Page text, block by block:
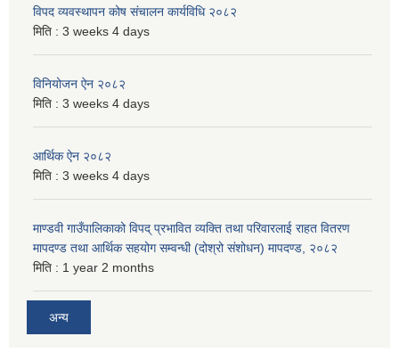
विपद व्यवस्थापन कोष संचालन कार्यविधि २०८२
मिति : 3 weeks 4 days
विनियोजन ऐन २०८२
मिति : 3 weeks 4 days
आर्थिक ऐन २०८२
मिति : 3 weeks 4 days
माण्डवी गाउँपालिकाको विपद् प्रभावित व्यक्ति तथा परिवारलाई राहत वितरण
मापदण्ड तथा आर्थिक सहयोग सम्वन्धी (दोश्रो संशोधन) मापदण्ड, २०८२
मिति : 1 year 2 months
अन्य